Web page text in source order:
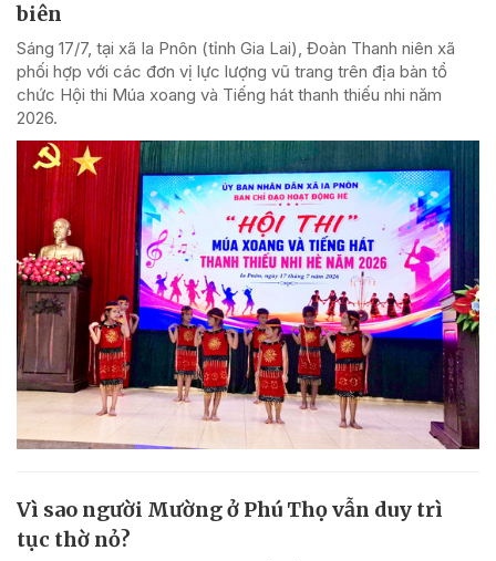
biên
Sáng 17/7, tại xã Ia Pnôn (tỉnh Gia Lai), Đoàn Thanh niên xã
phối hợp với các đơn vị lực lượng vũ trang trên địa bàn tổ
chức Hội thi Múa xoang và Tiếng hát thanh thiếu nhi năm
2026.
Vì sao người Mường ở Phú Thọ vẫn duy trì
tục thờ nỏ?